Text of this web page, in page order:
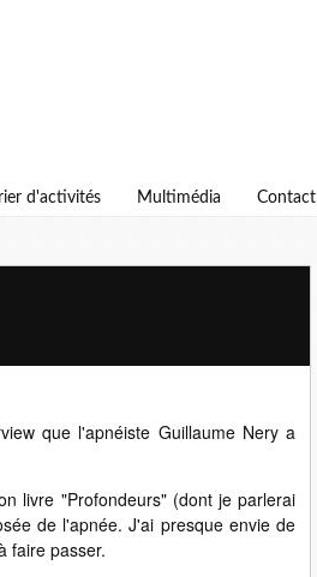
d'activités Multimédia Contact
que l'apnéiste Guillaume Nery a
livre "Profondeurs" (dont je parlerai
de l'apnée. J'ai presque envie de
faire passer.